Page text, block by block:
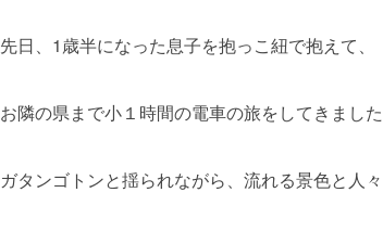
先日、1歳半になった息子を抱っこ紐で抱えて、
お隣の県まで小１時間の電車の旅をしてきました
ガタンゴトンと揺られながら、流れる景色と人